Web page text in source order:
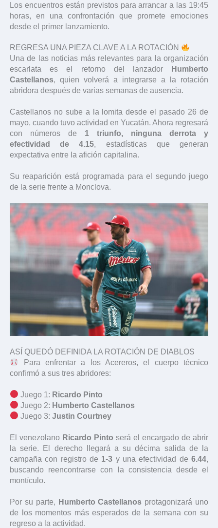
Los encuentros están previstos para arrancar a las 19:45
horas, en una confrontación que promete emociones
desde el primer lanzamiento.
REGRESA UNA PIEZA CLAVE A LA ROTACIÓN
Una de las noticias más relevantes para la organización
escarlata es el retorno del lanzador
Humberto
Castellanos, quien volverá a integrarse a la rotación
abridora después de varias semanas de ausencia.
Castellanos no sube a la lomita desde el pasado 26 de
mayo, cuando tuvo actividad en Yucatán. Ahora regresará
con números de 1 triunfo, ninguna derrota y
efectividad de 4.15, estadísticas que generan
expectativa entre la afición capitalina.
Su reaparición está programada para el segundo juego
de la serie frente a Monclova.
ASÍ QUEDÓ DEFINIDA LA ROTACIÓN DE DIABLOS
Para enfrentar a los Acereros, el cuerpo técnico
confirmó a sus tres abridores:
Juego 1: Ricardo Pinto
Juego 2: Humberto Castellanos
Juego 3:Justin Courtney
El venezolano Ricardo Pinto será el encargado de abrir
la serie. El derecho llegará a su décima salida de la
campaña con registro de 1-3 y una efectividad de6.44,
buscando reencontrarse con la consistencia desde el
montículo.
Por su parte, Humberto Castellanos protagonizará uno
de los momentos más esperados de la semana con su
regreso a la actividad.